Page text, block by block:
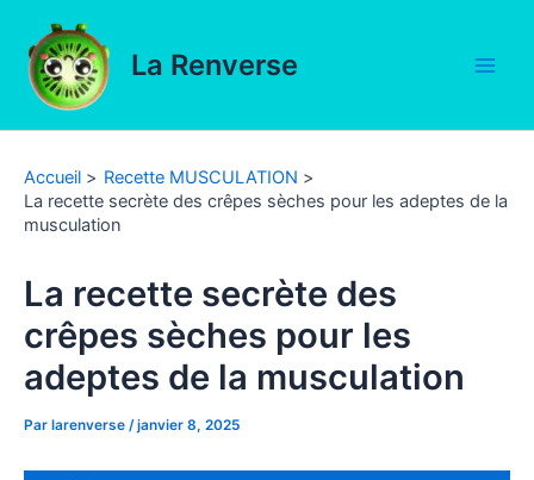
contenu
La Renverse
Accueil
Recette MUSCULATION
La recette secrète des crêpes sèches pour les adeptes de la
musculation
La recette secrète des
crêpes sèches pour les
adeptes de la musculation
Par larenverse /janvier 8, 2025